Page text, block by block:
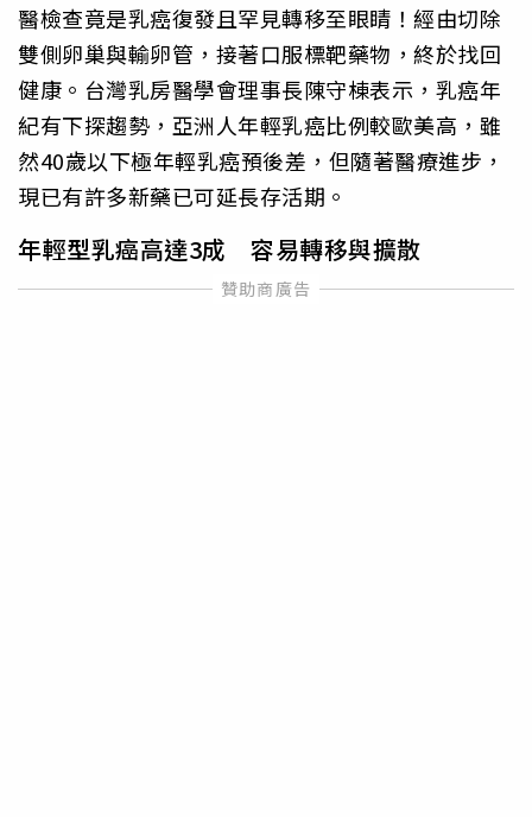
醫檢查竟是乳癌復發且罕見轉移至眼睛！經由切除
雙側卵巢與輸卵管，接著口服標靶藥物，終於找回
健康。台灣乳房醫學會理事長陳守棟表示，乳癌年
紀有下探趨勢，亞洲人年輕乳癌比例較歐美高，雖
然40歲以下極年輕乳癌預後差，但隨著醫療進步，
現已有許多新藥已可延長存活期。
年輕型乳癌高達3成 容易轉移與擴散